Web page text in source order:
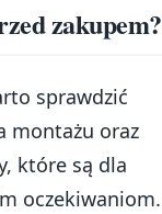
zakupem?
sprawdzić
montażu oraz
które są dla
oczekiwaniom.